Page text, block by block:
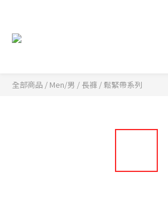
全部商品 / Men/男 / 長褲 /鬆緊帶系列